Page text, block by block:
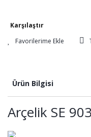
Karşılaştır
Ürün Bilgisi
Arçelik SE